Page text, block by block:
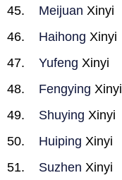
Meijuan Xinyi
Haihong Xinyi
Yufeng Xinyi
Fengying Xinyi
Shuying Xinyi
Huiping Xinyi
Suzhen Xinyi